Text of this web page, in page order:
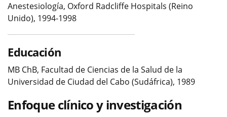
Anestesiología, Oxford Radcliffe Hospitals (Reino
Unido), 1994-1998
Educación
MB ChB, Facultad de Ciencias de la Salud de la
Universidad de Ciudad del Cabo (Sudáfrica), 1989
Enfoque clínico y investigación